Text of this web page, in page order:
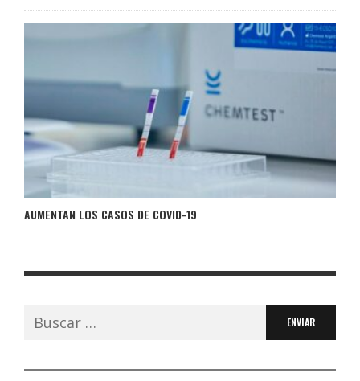
AUMENTAN LOS CASOS DE COVID-19
Buscar: